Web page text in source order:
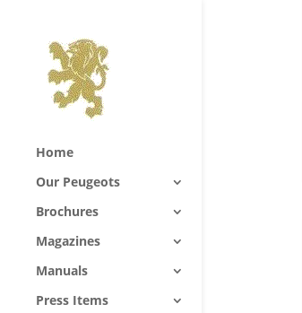
Home
Our Peugeots
Brochures
Magazines
Manuals
Press Items